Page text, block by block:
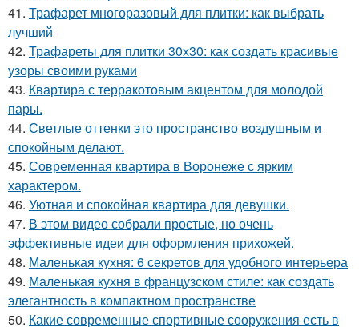
41. Трафарет многоразовый для плитки: как выбрать
лучший
42. Трафареты для плитки 30х30: как создать красивые
узоры своими руками
43. Квартира с терракотовым акцентом для молодой
пары.
44. Светлые оттенки это пространство воздушным и
спокойным делают.
45. Современная квартира в Воронеже с ярким
характером.
46. Уютная и спокойная квартира для девушки.
47. В этом видео собрали простые, но очень
эффективные идеи для оформления прихожей.
48. Маленькая кухня: 6 секретов для удобного интерьера
49. Маленькая кухня в французском стиле: как создать
элегантность в компактном пространстве
50. Какие современные спортивные сооружения есть в